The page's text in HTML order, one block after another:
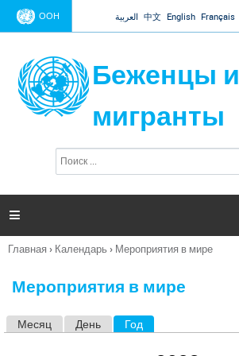
Jump to navigation
ООН العربية 中文 English Français
Беженцы и
мигранты
п
и

Вы
Главная › Календарь › Мероприятия в мире
Мероприятия в мире
Месяц День Год